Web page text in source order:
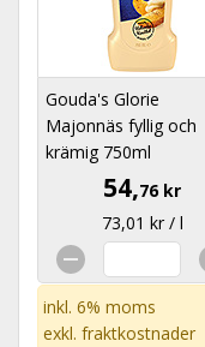
Gouda's Glorie
Majonnäs fyllig och
krämig 750ml
54,76 kr
73,01 kr / l
inkl. 6% moms
exkl. fraktkostnader